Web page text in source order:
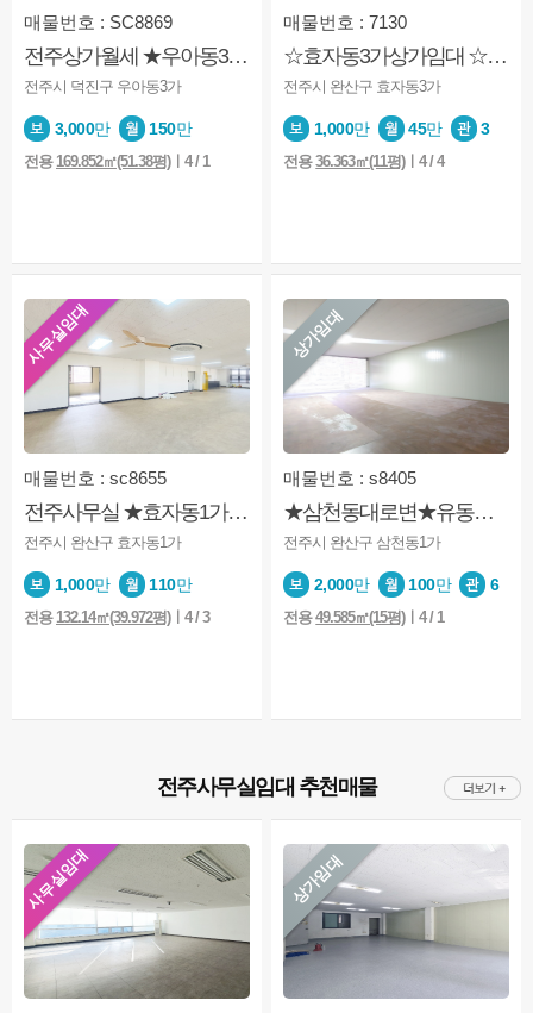
매물번호 : SC8869
전주상가월세 ★우아동3가★코너상가★사무실★판매점
전주시 덕진구 우아동3가
3,000만 150만
전용 169.852㎡(51.38평)ㅣ4 / 1
매물번호 : 7130
☆효자동3가상가임대 ☆11평 ☆가성비좋은상가 ☆신시가지 ☆
전주시 완산구 효자동3가
1,000만 45만 3
전용36.363㎡(11평)ㅣ4 / 4
사무실임대
매물번호 : sc8655
전주사무실 ★효자동1가★깔끔★시스템에어컨★엘베★주차가능
전주시 완산구 효자동1가
1,000만 110만
전용 132.14㎡(39.972평)ㅣ4 / 3
상가임대
매물번호 : s8405
★삼천동대로변★유동인구多★주차편리★카페추천★보증금조정가능
전주시 완산구 삼천동1가
2,000만 100만 6
전용49.585㎡(15평)ㅣ4 / 1
전주사무실임대 추천매물
사무실임대 상가임대